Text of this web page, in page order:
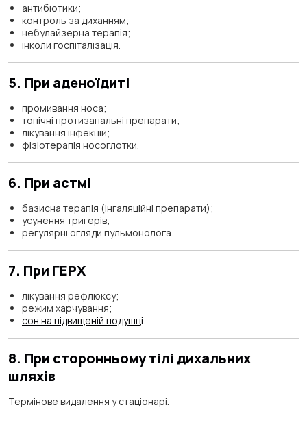
антибіотики;
контроль за диханням;
небулайзерна терапія;
інколи госпіталізація.
5. При аденоїдиті
промивання носа;
топічні протизапальні препарати;
лікування інфекцій;
фізіотерапія носоглотки.
6. При астмі
базисна терапія (інгаляційні препарати);
усунення тригерів;
регулярні огляди пульмонолога.
7. При ГЕРХ
лікування рефлюксу;
режим харчування;
сон на підвищеній подушці
8. При сторонньому тілі дихальних
шляхів
Термінове видалення у стаціонарі.